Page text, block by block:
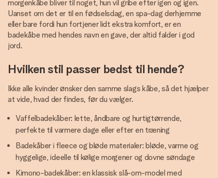
morgenkåbe bliver til noget, hun vil gribe efter igen og igen.
Uanset om det er til en fødselsdag, en spa-dag derhjemme
eller bare fordi hun fortjener lidt ekstra komfort, er en
badekåbe med hendes navn en gave, der altid falder i god
jord.
Hvilken stil passer bedst til hende?
Ikke alle kvinder ønsker den samme slags kåbe, så det hjælper
at vide, hvad der findes, før du vælger.
Vaffelbadekåber: lette, åndbare og hurtigtørrende,
perfekte til varmere dage eller efter en træning
Badekåber i fleece og bløde materialer: bløde, varme og
hyggelige, ideelle til kølige morgener og dovne søndage
Kimono-badekåber: en klassisk slå-om-model med